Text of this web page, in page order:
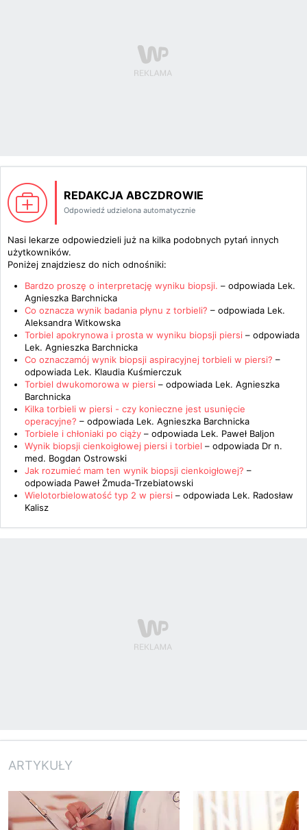
REDAKCJA ABCZDROWIE
Odpowiedź udzielona automatycznie
Nasi lekarze odpowiedzieli już na kilka podobnych pytań innych
użytkowników.
Poniżej znajdziesz do nich odnośniki:
Bardzo proszę o interpretację wyniku biopsji. – odpowiada Lek.
Agnieszka Barchnicka
Co oznacza wynik badania płynu z torbieli? – odpowiada Lek.
Aleksandra Witkowska
Torbiel apokrynowa i prosta w wyniku biopsji piersi – odpowiada
Lek. Agnieszka Barchnicka
Co oznaczamój wynik biopsji aspiracyjnej torbieli w piersi? –
odpowiada Lek. Klaudia Kuśmierczuk
Torbiel dwukomorowa w piersi – odpowiada Lek. Agnieszka
Barchnicka
Kilka torbieli w piersi - czy konieczne jest usunięcie
operacyjne? – odpowiada Lek. Agnieszka Barchnicka
Torbiele i chłoniaki po ciąży – odpowiada Lek. Paweł Baljon
Wynik biopsji cienkoigłowej piersi i torbiel – odpowiada Dr n.
med. Bogdan Ostrowski
Jak rozumieć mam ten wynik biopsji cienkoigłowej? –
odpowiada Paweł Żmuda-Trzebiatowski
Wielotorbielowatość typ 2 w piersi – odpowiada Lek. Radosław
Kalisz
ARTYKUŁY